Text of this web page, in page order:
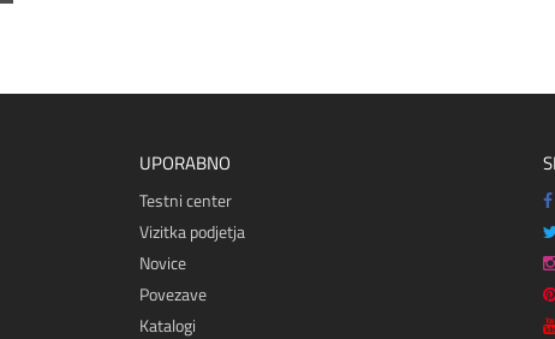
UPORABNO
Testni center
Vizitka podjetja
Novice
Povezave
Katalogi